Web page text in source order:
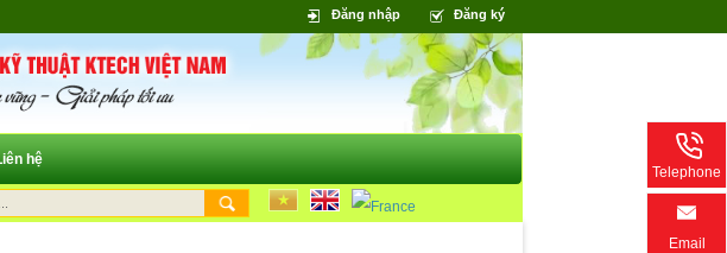
Đăng nhập Đăng ký
hệ
Telephone
Email